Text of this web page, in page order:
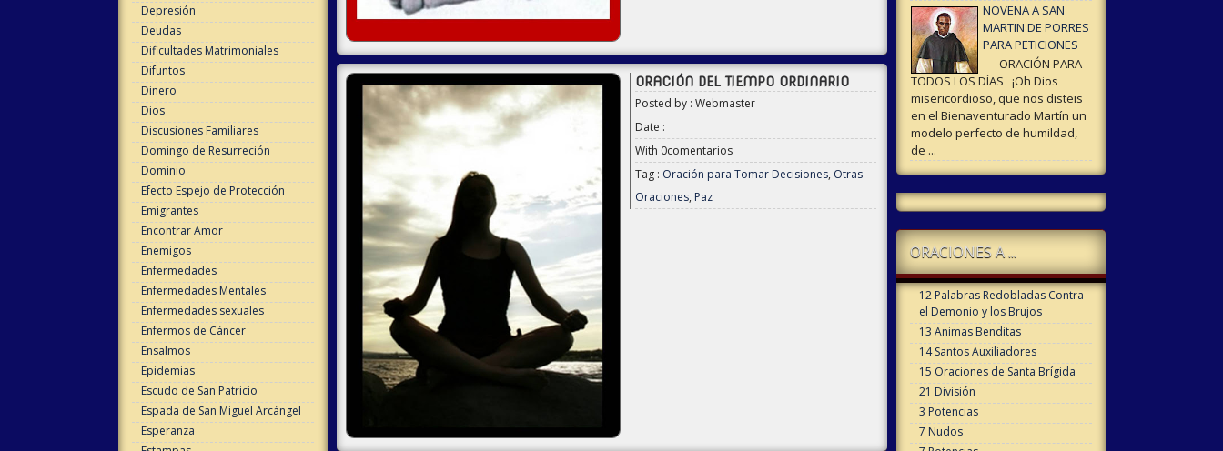
Depresión
Deudas
Dificultades Matrimoniales
Difuntos
Dinero
Dios
Discusiones Familiares
Domingo de Resurreción
Dominio
Efecto Espejo de Protección
Emigrantes
Encontrar Amor
Enemigos
Enfermedades
Enfermedades Mentales
Enfermedades sexuales
Enfermos de Cáncer
Ensalmos
Epidemias
Escudo de San Patricio
Espada de San Miguel Arcángel
Esperanza
ORACIÓN DEL TIEMPO ORDINARIO
Posted by : Webmaster
Date :
With 0comentarios
Tag : Oración para Tomar Decisiones, Otras
Oraciones, Paz
NOVENA A SAN
MARTIN DE PORRES
PARA PETICIONES
ORACIÓN PARA
TODOS LOS DÍAS ¡Oh Dios
misericordioso, que nos disteis
en el Bienaventurado Martín un
modelo perfecto de humildad,
de ...
ORACIONES A ...
12 Palabras Redobladas Contra
el Demonio y los Brujos
13 Animas Benditas
14 Santos Auxiliadores
15 Oraciones de Santa Brígida
21 División
3 Potencias
7 Nudos